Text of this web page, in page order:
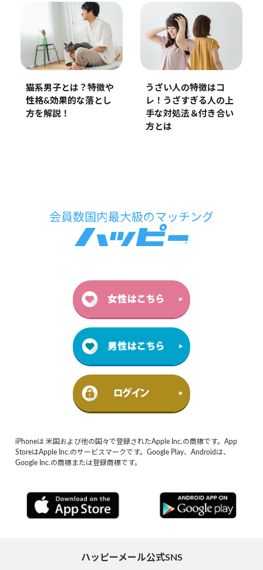
猫系男子とは？特徴や
性格&効果的な落とし
方を解説！
うざい人の特徴はコ
レ！うざすぎる人の上
手な対処法＆付き合い
方とは
iPhoneは 米国および他の国々で登録されたApple Inc.の商標です。App
StoreはApple Inc.のサービスマークです。Google Play、Androidは、
Google Inc.の商標または登録商標です。
ハッピーメール公式SNS